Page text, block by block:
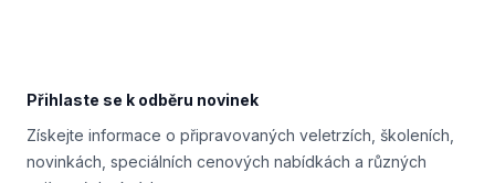
Přihlaste se k odběru novinek
Získejte informace o připravovaných veletrzích, školeních,
novinkách, speciálních cenových nabídkách a různých